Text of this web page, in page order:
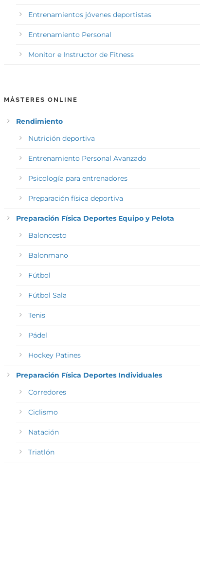
Entrenamientos jóvenes deportistas
Entrenamiento Personal
Monitor e Instructor de Fitness
MÁSTERES ONLINE
Rendimiento
Nutrición deportiva
Entrenamiento Personal Avanzado
Psicología para entrenadores
Preparación física deportiva
Preparación Física Deportes Equipo y Pelota
Baloncesto
Balonmano
Fútbol
Fútbol Sala
Tenis
Pádel
Hockey Patines
Preparación Física Deportes Individuales
Corredores
Ciclismo
Natación
Triatlón